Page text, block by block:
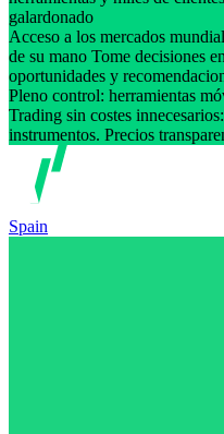
galardonado
Acceso a los mercados
de su mano Tome decisiones
oportunidades y
Pleno control: herramientas
Trading sin costes
instrumentos. Precios
Spain